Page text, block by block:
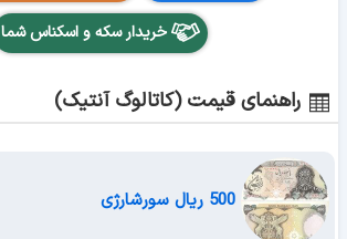
خریدار سکه و اسکناس شما
راهنمای قیمت (کاتالوگ آنتیک)